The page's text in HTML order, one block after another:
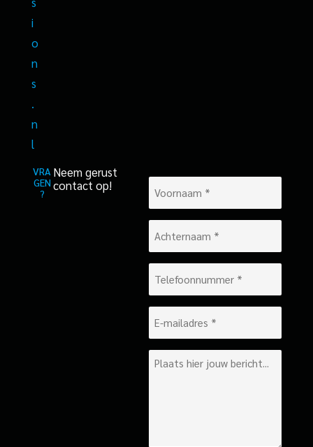
i
o
n
s
.
n
l
VRA
GEN
?
Neem gerust
contact op!
Voornaam
*
Achternaam
*
Telefoonnummer
*
E-
mailadres
*Bericht